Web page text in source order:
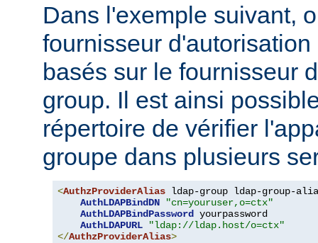
Dans l'exemple suivant,
fournisseur
basés sur le fournisseur
group. Il est ainsi
répertoire de vérifier
groupe dans plusieurs
<AuthzProviderAlias ldap-group ldap-group-
AuthLDAPBindDN
"cn=youruser,o=ctx"
AuthLDAPBindPassword yourpassword
AuthLDAPURL
"ldap://ldap.host/o=ctx"
</AuthzProviderAlias>